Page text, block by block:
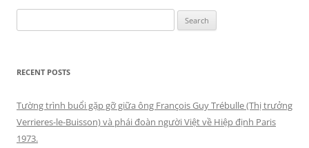
for:
RECENT POSTS
Tường trình buổi gặp gỡ giữa ông François Guy Trébulle (Thị trưởng
Verrieres-le-Buisson) và phái đoàn người Việt về Hiệp định Paris
1973.